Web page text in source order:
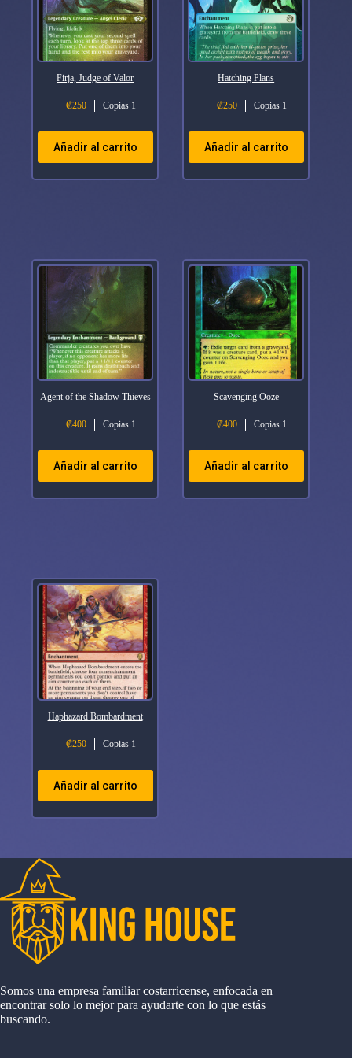
Firja, Judge of Valor
₡250 Copias 1
Añadir al carrito
Hatching Plans
₡250 Copias 1
Añadir al carrito
Agent of the Shadow Thieves
₡400 Copias 1
Añadir al carrito
Scavenging Ooze
₡400 Copias 1
Añadir al carrito
Haphazard Bombardment
₡250 Copias 1
Añadir al carrito
Somos una empresa familiar costarricense, enfocada en
encontrar solo lo mejor para ayudarte con lo que estás
buscando.